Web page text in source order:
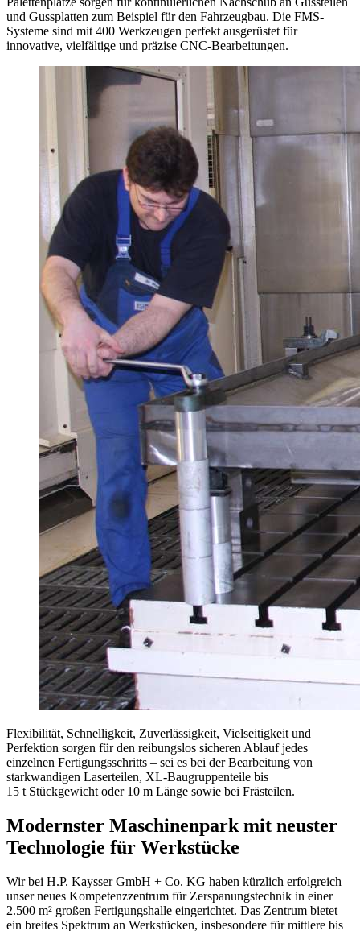
und Gussplatten zum Beispiel für den Fahrzeugbau. Die FMS-
Systeme sind mit 400 Werkzeugen perfekt ausgerüstet für
innovative, vielfältige und präzise CNC-Bearbeitungen.
Flexibilität, Schnelligkeit, Zuverlässigkeit, Vielseitigkeit und
Perfektion sorgen für den reibungslos sicheren Ablauf jedes
einzelnen Fertigungsschritts – sei es bei der Bearbeitung von
starkwandigen Laserteilen, XL-Baugruppenteile bis
15 t Stückgewicht oder 10 m Länge sowie bei Frästeilen.
Modernster Maschinenpark mit neuster
Technologie für Werkstücke
Wir bei H.P. Kaysser GmbH + Co. KG haben kürzlich erfolgreich
unser neues Kompetenzzentrum für Zerspanungstechnik in einer
2.500 m² großen Fertigungshalle eingerichtet. Das Zentrum bietet
ein breites Spektrum an Werkstücken, insbesondere für mittlere bis